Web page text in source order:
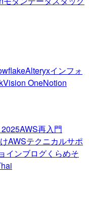
Alteryxインフォ
Vision OneNotion
AWS再入門
AWSテクニカルサポ
インブログくらめそ